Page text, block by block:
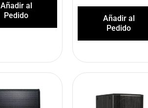
Añadir al
Pedido
Añadir al
Pedido